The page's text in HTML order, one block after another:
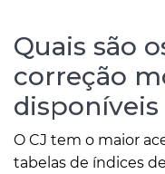
Quais são
correção
disponíveis
O CJ tem o maior
tabelas de índices